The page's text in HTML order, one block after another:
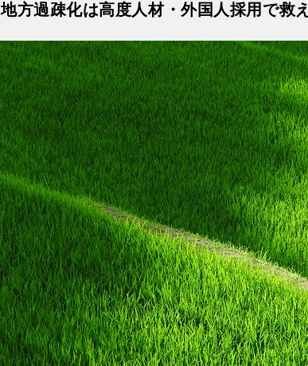
地方過疎化は高度人材・外国人採用で救え